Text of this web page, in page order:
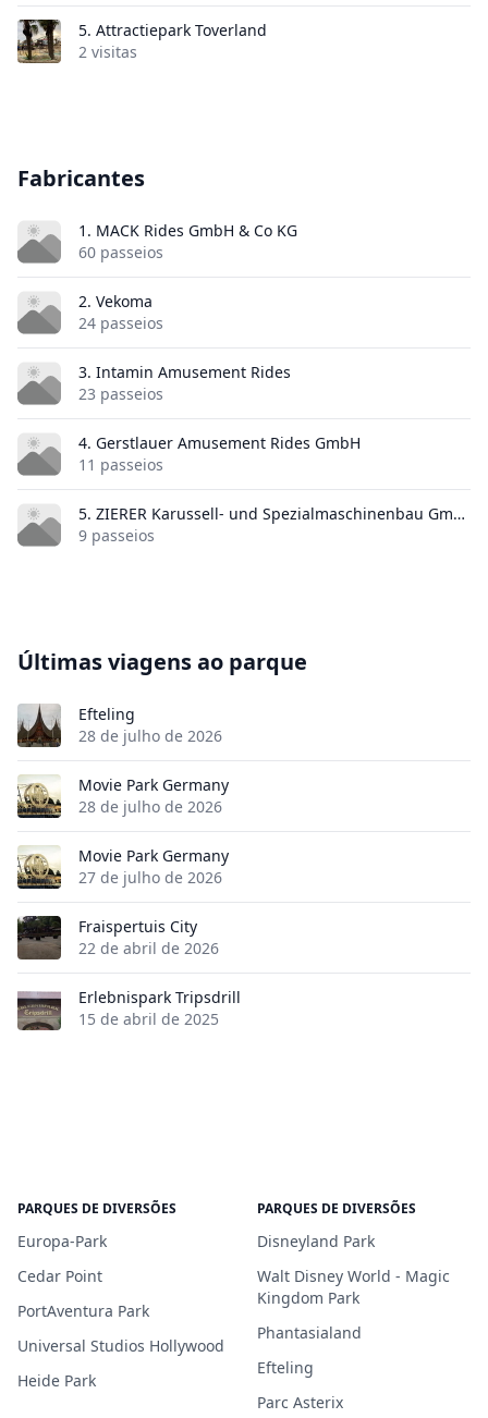
5. Attractiepark Toverland
2 visitas
Fabricantes
1. MACK Rides GmbH & Co KG
60 passeios
2. Vekoma
24 passeios
3. Intamin Amusement Rides
23 passeios
4. Gerstlauer Amusement Rides GmbH
11 passeios
5. ZIERER Karussell- und Spezialmaschinenbau GmbH & Co. KG
9 passeios
Últimas viagens ao parque
Efteling
28 de julho de 2026
Movie Park Germany
28 de julho de 2026
Movie Park Germany
27 de julho de 2026
Fraispertuis City
22 de abril de 2026
Erlebnispark Tripsdrill
15 de abril de 2025
PARQUES DE DIVERSÕES
Europa-Park
Cedar Point
PortAventura Park
Universal Studios Hollywood
Heide Park
PARQUES DE DIVERSÕES
Disneyland Park
Walt Disney World - Magic
Kingdom Park
Phantasialand
Efteling
Parc Asterix